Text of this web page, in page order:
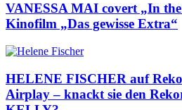
VANESSA MAI covert „In
Kinofilm „Das gewisse Extra“
HELENE FISCHER auf
Airplay – knackt sie den